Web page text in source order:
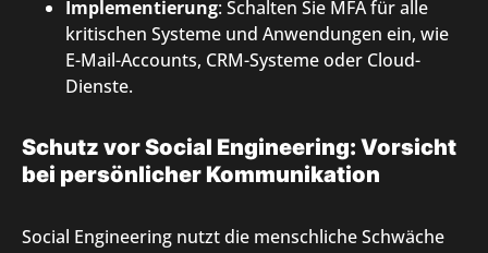
Implementierung: Schalten Sie MFA für alle
kritischen Systeme und Anwendungen ein, wie
E-Mail-Accounts, CRM-Systeme oder Cloud-
Dienste.
Schutz vor Social Engineering: Vorsicht
bei persönlicher Kommunikation
Social Engineering nutzt die menschliche Schwäche